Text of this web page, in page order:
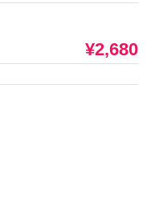
¥2,680